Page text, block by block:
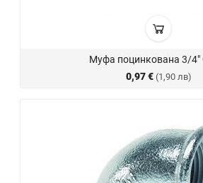
Муфа поцинкована 3/4"
0,97 € (1,90 лв)